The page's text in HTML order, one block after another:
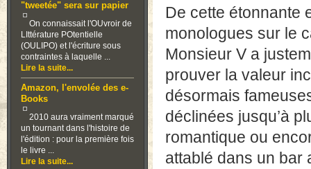
"tweetée" sera sur papier
On connaissait l'OUvroir de
LIttérature POtentielle
(OULIPO) et l'écriture sous
contraintes à laquelle ...
Lire la suite...
Amazon, l'envolée des e-
Books
2010 aura vraiment marqué
un tournant dans l'histoire de
l'édition : pour la première fois
le livre ...
Lire la suite...
De cette étonnante
monologues sur le
Monsieur V a
prouver la valeur
désormais
déclinées jusqu’à
romantique ou
attablé dans un bar